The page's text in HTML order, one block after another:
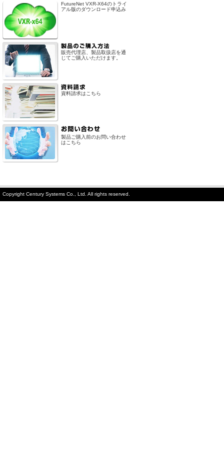
FutureNet VXR-X64のトライ
アル版のダウンロード申込み
販売代理店、製品取扱店を通
じてご購入いただけます。
資料請求はこちら
製品ご購入前のお問い合わせ
はこちら
Copyright Century Systems Co., Ltd. All rights reserved.